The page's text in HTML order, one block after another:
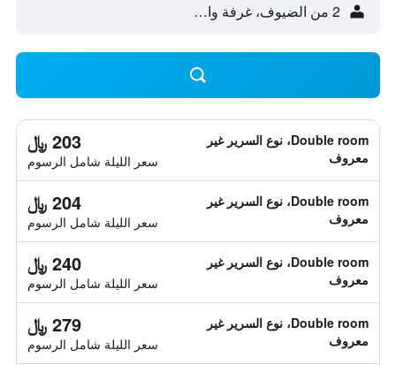
2 من الضيوف، غرفة واحدة
Double room، نوع السرير غير
معروف
203 ﷼
سعر الليلة شامل الرسوم
Double room، نوع السرير غير
معروف
204 ﷼
سعر الليلة شامل الرسوم
Double room، نوع السرير غير
معروف
240 ﷼
سعر الليلة شامل الرسوم
Double room، نوع السرير غير
معروف
279 ﷼
سعر الليلة شامل الرسوم